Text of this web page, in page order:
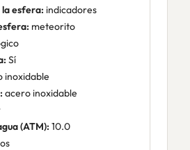
la esfera: indicadores
meteorito
Sí
inoxidable
acero inoxidable
(ATM): 10.0